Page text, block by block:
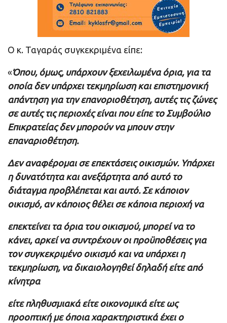
Ο κ. Ταγαράς συγκεκριμένα είπε:
«Όπου, όμως, υπάρχουν ξεχειλωμένα όρια, για τα
οποία δεν υπάρχει τεκμηρίωση και επιστημονική
απάντηση για την επανοριοθέτηση, αυτές τις ζώνες
σε αυτές τις περιοχές είναι που είπε το Συμβούλιο
Επικρατείας δεν μπορούν να μπουν στην
επαναριοθέτηση.
Δεν αναφέρομαι σε επεκτάσεις οικισμών. Υπάρχει
η δυνατότητα και ανεξάρτητα από αυτό το
διάταγμα προβλέπεται και αυτό. Σε κάποιον
οικισμό, αν κάποιος θέλει σε κάποια περιοχή να
επεκτείνει τα όρια του οικισμού, μπορεί να το
κάνει, αρκεί να συντρέχουν οι προϋποθέσεις για
τον συγκεκριμένο οικισμό και να υπάρχει η
τεκμηρίωση, να δικαιολογηθεί δηλαδή είτε από
κίνητρα
είτε πληθυσμιακά είτε οικονομικά είτε ως
προοπτική με όποια χαρακτηριστικά έχει ο